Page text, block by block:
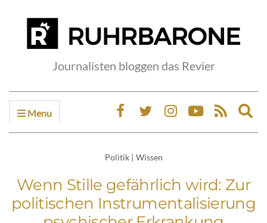
Journalisten bloggen das Revier
Menu
Politik | Wissen
Wenn Stille gefährlich wird: Zur
politischen Instrumentalisierung